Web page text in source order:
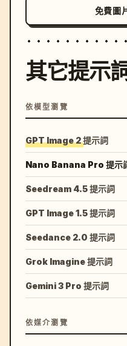
免費圖
其它提示
依模型瀏覽
GPT Image 2 提示詞
Nano Banana Pro 提示
Seedream 4.5 提示詞
GPT Image 1.5 提示詞
Seedance 2.0 提示詞
Grok Imagine 提示詞
Gemini 3 Pro 提示詞
依媒介瀏覽